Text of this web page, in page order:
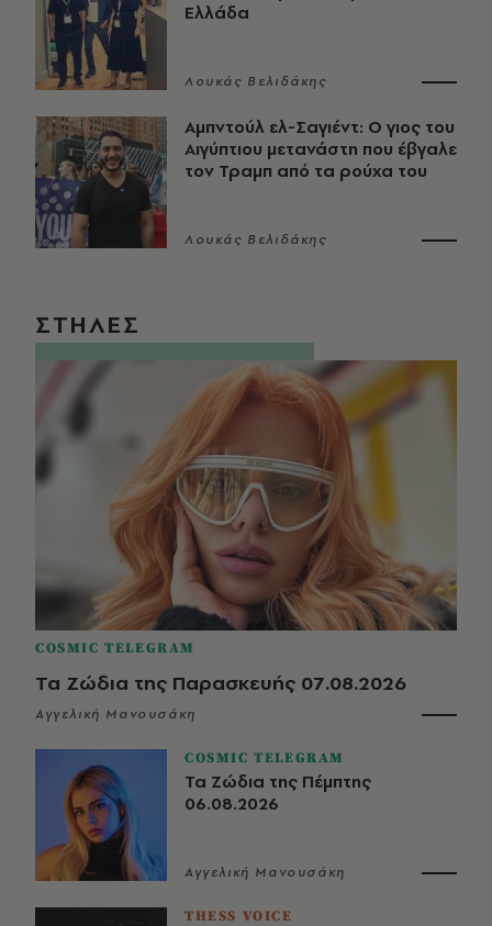
Ελλάδα
Λουκάς Βελιδάκης
Αμπντούλ ελ-Σαγιέντ: Ο γιος του
Αιγύπτιου μετανάστη που έβγαλε
τον Τραμπ από τα ρούχα του
Λουκάς Βελιδάκης
ΣΤΗΛΕΣ
COSMIC TELEGRAM
Τα Ζώδια της Παρασκευής 07.08.2026
Αγγελική Μανουσάκη
COSMIC TELEGRAM
Τα Ζώδια της Πέμπτης
06.08.2026
Αγγελική Μανουσάκη
THESS VOICE